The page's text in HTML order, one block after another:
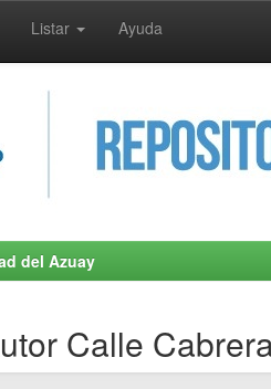
Listar Ayuda
del Azuay
Calle